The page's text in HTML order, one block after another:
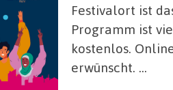
Festivalort ist
Programm ist
kostenlos.
erwünscht. …